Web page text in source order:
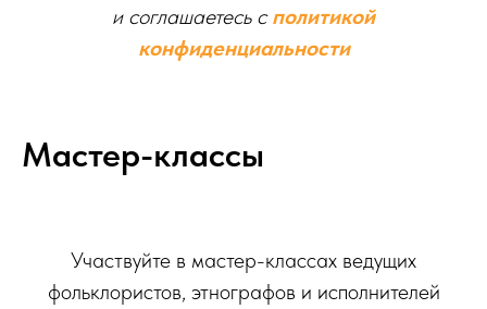
и соглашаетесь c политикой
конфиденциальности
Мастер-классы
Участвуйте в мастер-классах ведущих
фольклористов, этнографов и исполнителей